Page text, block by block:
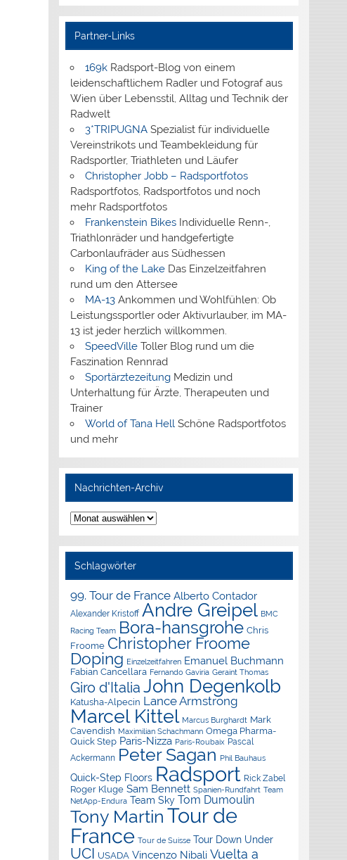
Partner-Links
169kRadsport-Blog von einem
leidenschaftlichem Radler und Fotograf aus
Wien über Lebensstil, Alltag und Technik der
Radwelt
3*TRIPUGNASpezialist für individuelle
Vereinstrikots und Teambekleidung für
Radsportler, Triathleten und Läufer
Christopher Jobb – Radsportfotos
Radsportfotos, Radsportfotos und noch
mehr Radsportfotos
Frankenstein BikesIndividuelle Renn-,
Triathlonräder und handgefertigte
Carbonlaufräder aus Südhessen
King of the LakeDas Einzelzeitfahren
rund um den Attersee
MA-13Ankommen und Wohlfühlen: Ob
Leistungssportler oder Aktivurlauber, im MA-
13 ist jeder herzlich willkommen.
SpeedVilleToller Blog rund um die
Faszination Rennrad
SportärztezeitungMedizin und
Unterhaltung für Ärzte, Therapeuten und
Trainer
World of Tana Hell Schöne Radsportfotos
und mehr
Nachrichten-Archiv
Nachrichten-
Archiv
Schlagwörter
99. Tour de France Alberto Contador
Alexander Kristoff Andre Greipel BMC
Racing Team Bora-hansgrohe Chris
Froome Christopher Froome
Doping Einzelzeitfahren Emanuel Buchmann
Fabian Cancellara Fernando Gaviria Geraint Thomas
Giro d'Italia John Degenkolb
Katusha-Alpecin Lance Armstrong
Marcel Kittel Marcus Burghardt Mark
Cavendish Maximilian Schachmann Omega Pharma-
Quick Step Paris-Nizza Paris-Roubaix Pascal
Ackermann Peter Sagan Phil Bauhaus
Quick-Step Floors Radsport Rick Zabel
Roger Kluge Sam Bennett Spanien-Rundfahrt Team
NetApp-Endura Team Sky Tom Dumoulin
Tony Martin Tour de
France Tour de Suisse Tour Down Under
UCI USADA Vincenzo Nibali Vuelta a